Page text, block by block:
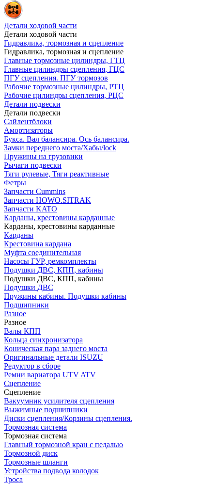
Детали ходовой части
Детали ходовой части
Гидравлика, тормозная и сцепление
Гидравлика, тормозная и сцепление
Главные тормозные цилиндры, ГТЦ
Главные цилиндры сцепления, ГЦС
ПГУ сцепления. ПГУ тормозов
Рабочие тормозные цилиндры, РТЦ
Рабочие цилиндры сцепления, РЦС
Детали подвески
Детали подвески
Cайлентблоки
Амортизаторы
Букса. Вал балансира. Ось балансира.
Замки переднего моста/Хабы/lock
Пружины на грузовики
Рычаги подвески
Тяги рулевые, Тяги реактивные
Фетры
Запчасти Cummins
Запчасти HOWO.SITRAK
Запчасти KATO
Карданы, крестовины карданные
Карданы, крестовины карданные
Карданы
Крестовина кардана
Муфта соединительная
Насосы ГУР, ремкомплекты
Подушки ДВС, КПП, кабины
Подушки ДВС, КПП, кабины
Подушки ДВС
Пружины кабины. Подушки кабины
Подшипники
Разное
Разное
Валы КПП
Кольца синхронизатора
Коническая пара заднего моста
Оригинальные детали ISUZU
Редуктор в сборе
Ремни вариатора UTV ATV
Сцепление
Сцепление
Вакуумник усилителя сцепления
Выжимные подшипники
Диски сцепления/Корзины сцепления.
Тормозная система
Тормозная система
Главный тормозной кран с педалью
Тормозной диск
Тормозные шланги
Устройства подвода колодок
Троса